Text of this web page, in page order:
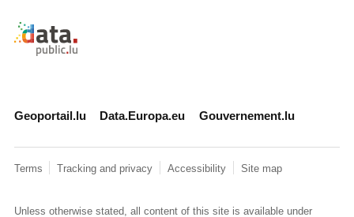
Retour à l'accueil de data.public.lu
Geoportail.lu Data.Europa.eu Gouvernement.lu
Terms Tracking and privacy Accessibility Site map
Unless otherwise stated, all content of this site is available under